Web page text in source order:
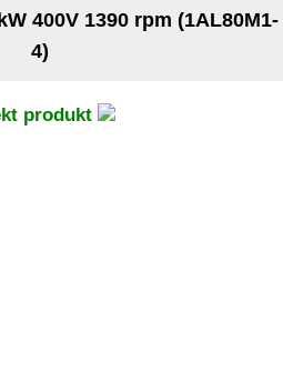
400V 1390 rpm (1AL80M1-
4)
produkt